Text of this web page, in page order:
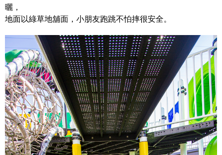
曬，
地面以綠草地舖面，小朋友跑跳不怕摔很安全。